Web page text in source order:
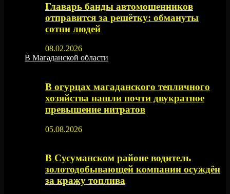
Главарь банды автомошенников
отправится за решётку: обмануты
сотни людей
08.02.2026
В Магаданской области
В огурцах магаданского тепличного
хозяйства нашли почти двукратное
превышение нитратов
05.08.2026
В Сусуманском районе водитель
золотодобывающей компании осуждён
за кражу топлива